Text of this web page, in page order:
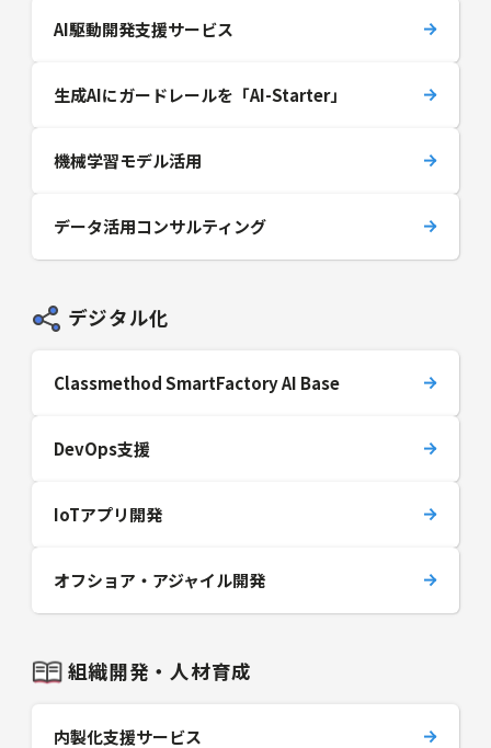
AI駆動開発支援サービス
生成AIにガードレールを「AI-Starter」
機械学習モデル活用
データ活用コンサルティング
デジタル化
Classmethod SmartFactory AI Base
DevOps支援
IoTアプリ開発
オフショア・アジャイル開発
組織開発・人材育成
内製化支援サービス